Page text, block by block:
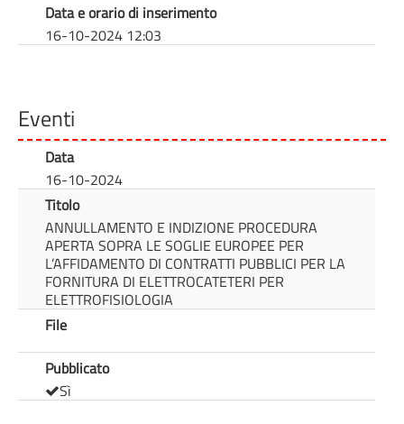
Data e orario di inserimento
16-10-2024 12:03
Eventi
Data
16-10-2024
Titolo
ANNULLAMENTO E INDIZIONE PROCEDURA
APERTA SOPRA LE SOGLIE EUROPEE PER
L’AFFIDAMENTO DI CONTRATTI PUBBLICI PER LA
FORNITURA DI ELETTROCATETERI PER
ELETTROFISIOLOGIA
File
Pubblicato
Sì